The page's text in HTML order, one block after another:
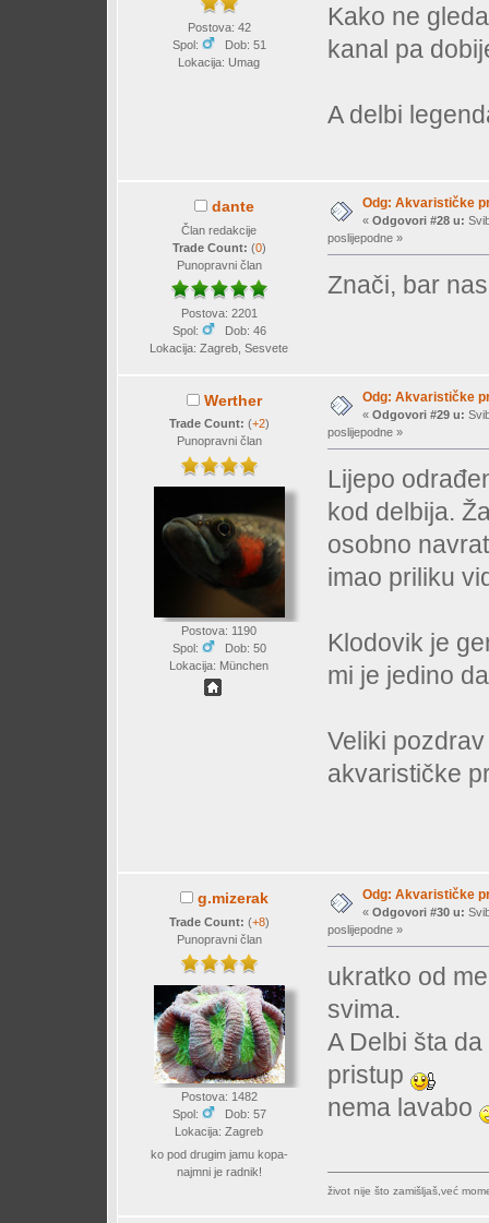
Postova: 42
Spol:
Dob: 51
Lokacija: Umag
Kako ne
kanal pa
A delbi
dante
Član redakcije
Trade Count: (0)
Punopravni član
Postova: 2201
Spol:
Dob: 46
Lokacija: Zagreb, Sesvete
Odg: Akvarističke
« Odgovori #28 u:
poslijepodne »
Znači, bar
Werther
Trade Count: (+2)
Punopravni član
Postova: 1190
Spol:
Dob: 50
Lokacija: München
Odg: Akvarističke
« Odgovori #29 u:
poslijepodne »
Lijepo
kod delbija.
osobno
imao priliku
Klodovik je
mi je jedino
Veliki
akvarističke
g.mizerak
Trade Count: (+8)
Punopravni član
Postova: 1482
Spol:
Dob: 57
Lokacija: Zagreb
ko pod drugim jamu kopa-
najmni je radnik!
Odg: Akvarističke
« Odgovori #30 u:
poslijepodne »
ukratko od
svima.
A Delbi šta
pristup
nema lavabo
život nije što zamišljaš,već